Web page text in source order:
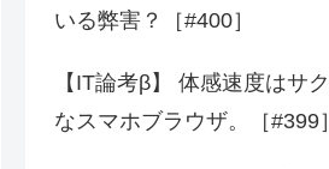
いる弊害？［#400］
【IT論考β】 体感速度はサ
なスマホブラウザ。［#399］